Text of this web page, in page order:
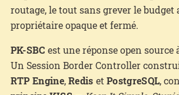
routage, le tout sans grever le budget
propriétaire opaque et fermé.
PK-SBC est une réponse open source
Un Session Border Controller
RTP Engine,Redis et PostgreSQL,